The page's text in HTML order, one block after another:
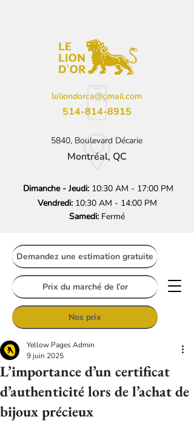
leliondorca@gmail.com
514-814-8915
5840, Boulevard Décarie
Montréal, QC
Dimanche - Jeudi: 10:30 AM - 17:00 PM
Vendredi:10:30 AM - 14:00 PM
Samedi: Fermé
Demandez une estimation gratuite
Prix du marché de l’or
Nos prix
L’importance d’un certificat
d’authenticité lors de l’achat de
bijoux précieux
Yellow Pages Admin
9 juin 2025